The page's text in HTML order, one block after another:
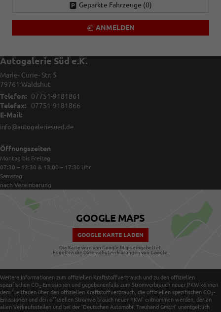
Geparkte Fahrzeuge (0)
ANMELDEN
Autogalerie Süd e.K.
Marie- Curie- Str. 5
79761 Waldshut
Telefon:
07751-9181861
Telefax:
07751-9181866
E-Mail:
info@autogaleriesued.de
Öffnungszeiten
Montag bis Freitag
07:30 – 12:30 & 13:00 – 17:30 Uhr
Samstag
nach Vereinbarung
GOOGLE MAPS
GOOGLE KARTE LADEN
Die Karte wird von Google Maps eingebettet.
Es gelten die Datenschutzerklärungen von Google.
Weitere Informationen zum offiziellen Kraftstoffverbrauch und zu den offiziellen
spezifischen CO 2-Emissionen und gegebenenfalls zum Stromverbrauch neuer PKW können
dem 'Leitfaden über den offiziellen Kraftstoffverbrauch, die offiziellen spezifischen CO 2-
Emissionen und den offiziellen Stromverbrauch neuer PKW' entnommen werden, der an
allen Verkaufsstellen und bei der 'Deutschen Automobil Treuhand GmbH' unentgeltlich